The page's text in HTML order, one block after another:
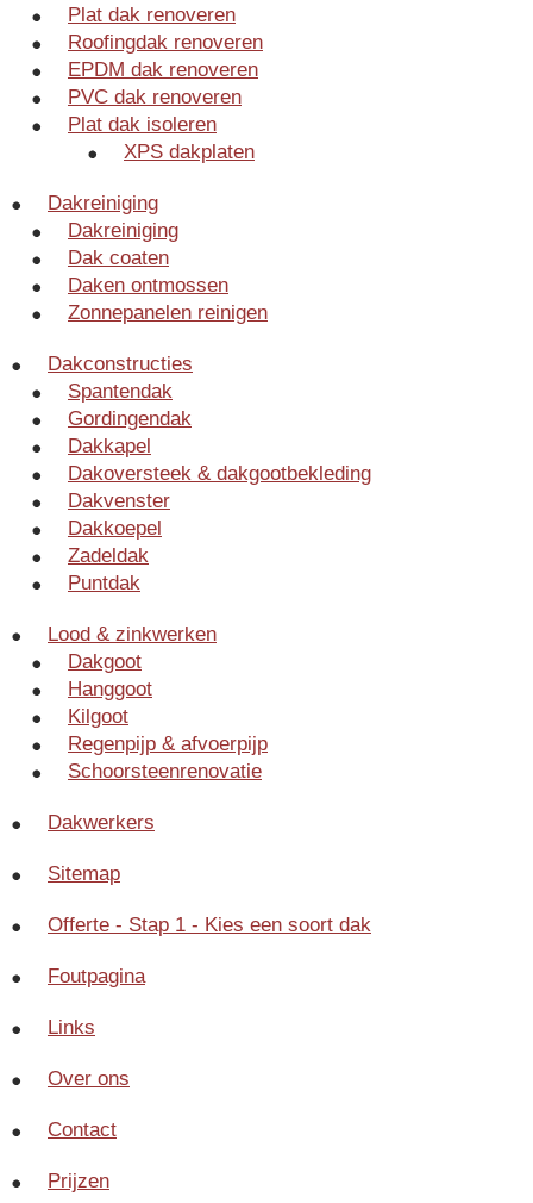
Plat dak renoveren
Roofingdak renoveren
EPDM dak renoveren
PVC dak renoveren
Plat dak isoleren
XPS dakplaten
Dakreiniging
Dakreiniging
Dak coaten
Daken ontmossen
Zonnepanelen reinigen
Dakconstructies
Spantendak
Gordingendak
Dakkapel
Dakoversteek & dakgootbekleding
Dakvenster
Dakkoepel
Zadeldak
Puntdak
Lood & zinkwerken
Dakgoot
Hanggoot
Kilgoot
Regenpijp & afvoerpijp
Schoorsteenrenovatie
Dakwerkers
Sitemap
Offerte - Stap 1 - Kies een soort dak
Foutpagina
Links
Over ons
Contact
Prijzen